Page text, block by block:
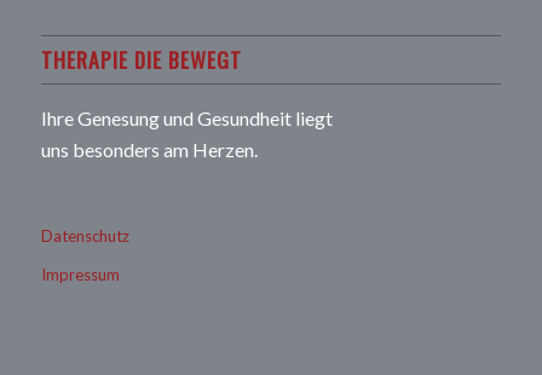
THERAPIE DIE BEWEGT
Ihre Genesung und Gesundheit liegt
uns besonders am Herzen.
Datenschutz
Impressum